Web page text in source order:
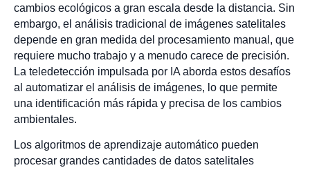
cambios ecológicos a gran escala desde la distancia. Sin
embargo, el análisis tradicional de imágenes satelitales
depende en gran medida del procesamiento manual, que
requiere mucho trabajo y a menudo carece de precisión.
La teledetección impulsada por IA aborda estos desafíos
al automatizar el análisis de imágenes, lo que permite
una identificación más rápida y precisa de los cambios
ambientales.
Los algoritmos de aprendizaje automático pueden
procesar grandes cantidades de datos satelitales